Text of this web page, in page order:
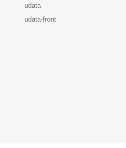
udata
udata-front